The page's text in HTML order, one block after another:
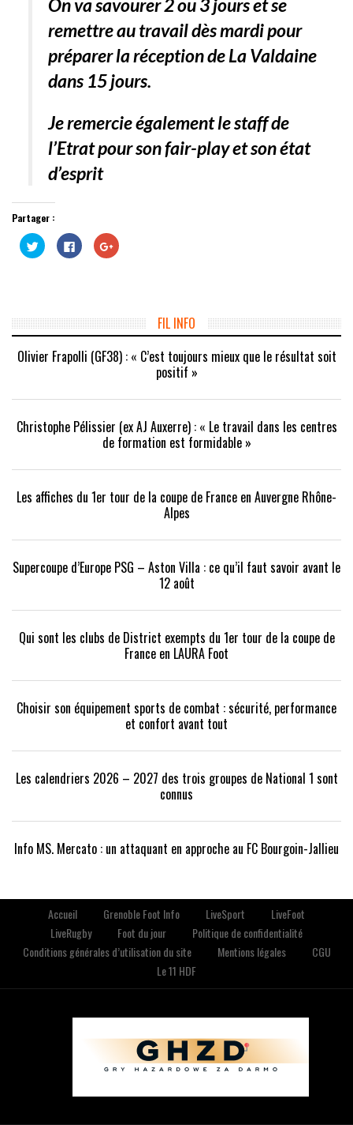
On va savourer 2 ou 3 jours et se
remettre au travail dès mardi pour
préparer la réception de La Valdaine
dans 15 jours.
Je remercie également le staff de
l’Etrat pour son fair-play et son état
d’esprit
Partager :
Cliquez
pour
partager
fenêtre)
Cliquez
pour
partager
fenêtre)
Cliquez
pour
nouvelle
fenêtre)
FIL INFO
Olivier Frapolli (GF38) : « C’est toujours mieux que le résultat soit
positif »
Christophe Pélissier (ex AJ Auxerre) : « Le travail dans les centres
de formation est formidable »
Les affiches du 1er tour de la coupe de France en Auvergne Rhône-
Alpes
Supercoupe d’Europe PSG – Aston Villa : ce qu’il faut savoir avant le
12 août
Qui sont les clubs de District exempts du 1er tour de la coupe de
France en LAURA Foot
Choisir son équipement sports de combat : sécurité, performance
et confort avant tout
Les calendriers 2026 – 2027 des trois groupes de National 1 sont
connus
Info MS. Mercato : un attaquant en approche au FC Bourgoin-Jallieu
Accueil Grenoble Foot Info LiveSport
LiveFoot
LiveRugby
Foot du jour
Politique de confidentialité
Conditions générales d’utilisation du site
Mentions légales
CGU
Le 11 HDF